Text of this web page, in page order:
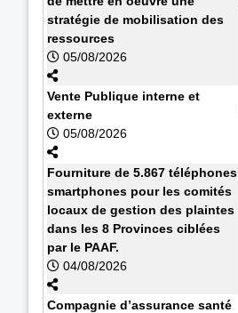
stratégie de mobilisation des
ressources
05/08/2026
Vente Publique interne et
externe
05/08/2026
Fourniture de 5.867 téléphones
smartphones pour les comités
locaux de gestion des plaintes
dans les 8 Provinces ciblées
par le PAAF.
04/08/2026
Compagnie d’assurance santé